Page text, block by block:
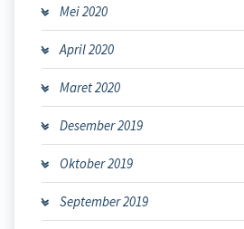
Mei 2020
April 2020
Maret 2020
Desember 2019
Oktober 2019
September 2019